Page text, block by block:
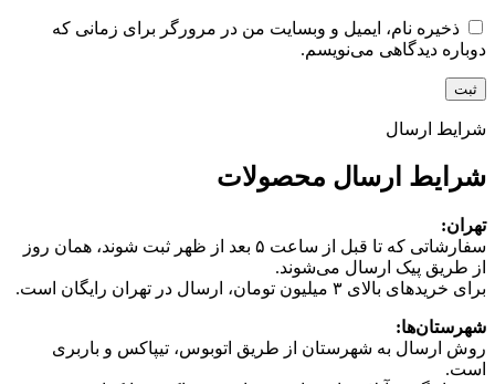
ذخیره نام، ایمیل و وبسایت من در مرورگر برای زمانی که
دوباره دیدگاهی می‌نویسم.
شرایط ارسال
شرایط ارسال محصولات
تهران:
سفارشاتی که تا قبل از ساعت ۵ بعد از ظهر ثبت شوند، همان روز
از طریق پیک ارسال می‌شوند.
برای خریدهای بالای ۳ میلیون تومان، ارسال در تهران رایگان است.
شهرستان‌ها:
روش ارسال به شهرستان از طریق اتوبوس، تیپاکس و باربری
است.